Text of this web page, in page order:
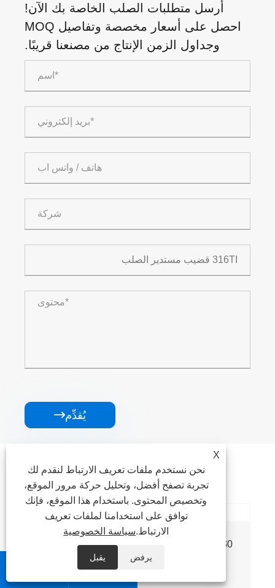
أرسل متطلبات الصلب الخاصة بك الآن!
احصل على أسعار مخصصة وتفاصيل MOQ
وجداول الزمن الإنتاج من مصنعنا قريبًا.
يُقدِّم
منتجات ذات صله
430 قضبان مستديرة من الحديد غير القابل للصدأ
عرض المزيد >>

X
نحن نستخدم ملفات تعريف الارتباط لنقدم لك
تجربة تصفح أفضل، وتحليل حركة مرور الموقع،
وتخصيص المحتوى. باستخدام هذا الموقع، فإنك
توافق على استخدامنا لملفات تعريف
الارتباط.سياسة الخصوصية
يرفض يقبل